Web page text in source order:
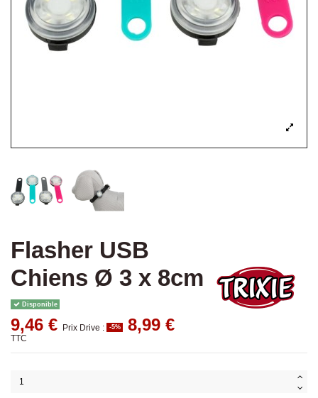
Flasher USB
Chiens Ø 3 x 8cm
Disponible
9,46 € Prix Drive : -5% 8,99 €
TTC